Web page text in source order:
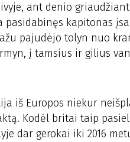
ant denio griaudžiant
pasidabinęs kapitonas
pajudėjo tolyn nuo
į tamsius ir gilius
iš Europos niekur
Kodėl britai taip
dar gerokai iki 2016